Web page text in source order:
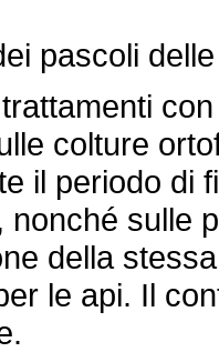
pascoli
con
colture
il periodo di
nonché sulle
della
le api. Il